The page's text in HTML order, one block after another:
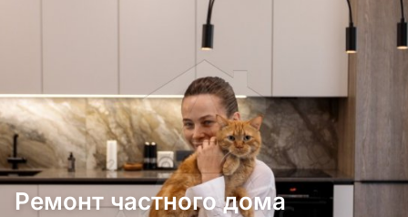
Наши работы
О нас
Контакты
г. Москва
8 (495) 109-
22-59
Ремонт частного дома